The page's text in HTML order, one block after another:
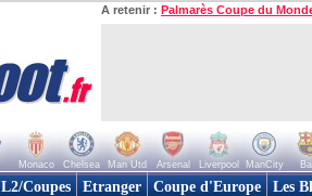
A retenir : Palmarès Coupe du
Monaco Chelsea Man Utd Arsenal Liverpool ManCity
L2/Coupes Etranger Coupe d'Europe Les